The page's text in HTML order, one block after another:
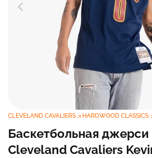
CLEVELAND CAVALIERS HARDWOOD CLASSICS
Баскетбольная джерси
Cleveland Cavaliers